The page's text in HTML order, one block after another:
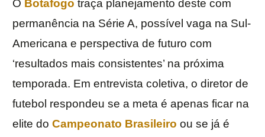
O Botafogo traça planejamento deste com
permanência na Série A, possível vaga na Sul-
Americana e perspectiva de futuro com
‘resultados mais consistentes’ na próxima
temporada. Em entrevista coletiva, o diretor de
futebol respondeu se a meta é apenas ficar na
elite do Campeonato Brasileiro ou se já é